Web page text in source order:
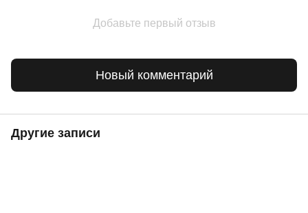
Добавьте первый отзыв
Новый комментарий
Другие записи